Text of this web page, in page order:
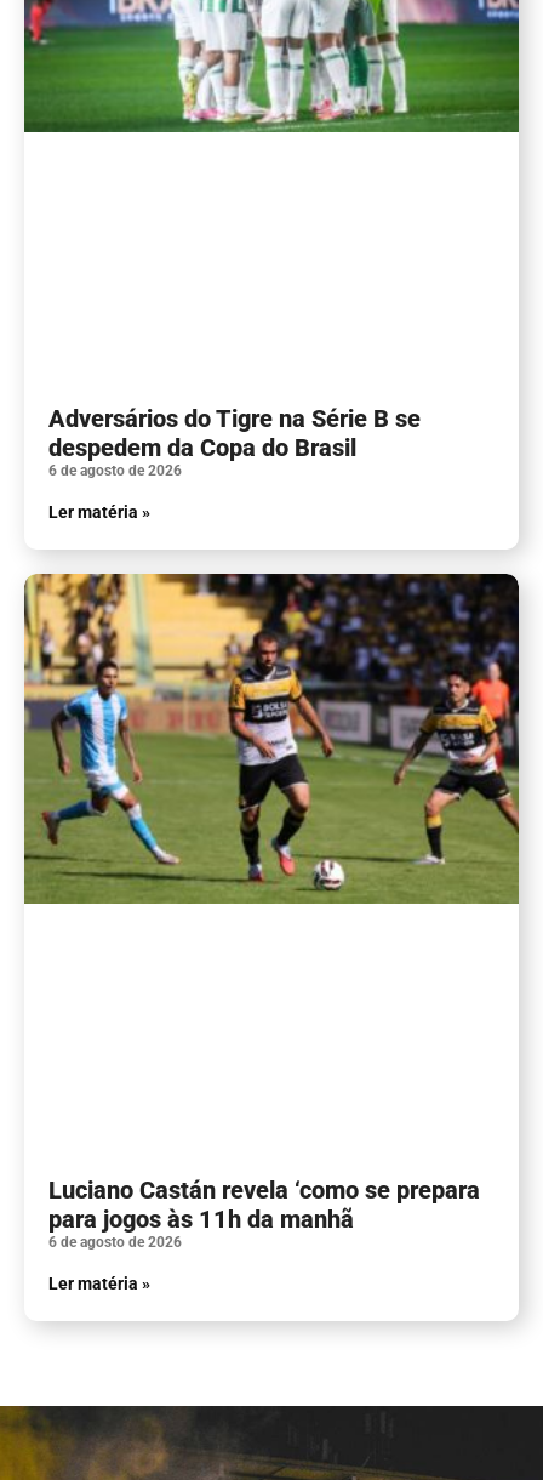
Adversários do Tigre na Série B se
despedem da Copa do Brasil
6 de agosto de 2026
Ler matéria »
Luciano Castán revela ‘como se prepara
para jogos às 11h da manhã
6 de agosto de 2026
Ler matéria »